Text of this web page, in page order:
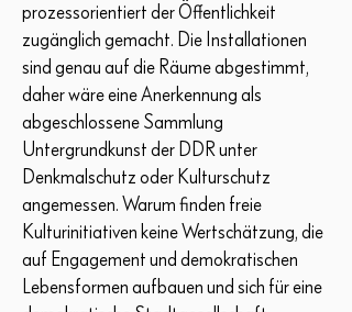
prozessorientiert der Öffentlichkeit
zugänglich gemacht. Die Installationen
sind genau auf die Räume abgestimmt,
daher wäre eine Anerkennung als
abgeschlossene Sammlung
Untergrundkunst der DDR unter
Denkmalschutz oder Kulturschutz
angemessen. Warum finden freie
Kulturinitiativen keine Wertschätzung, die
auf Engagement und demokratischen
Lebensformen aufbauen und sich für eine